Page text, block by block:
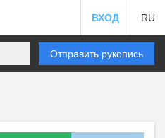
ВХОД RU
Отправить рукопись